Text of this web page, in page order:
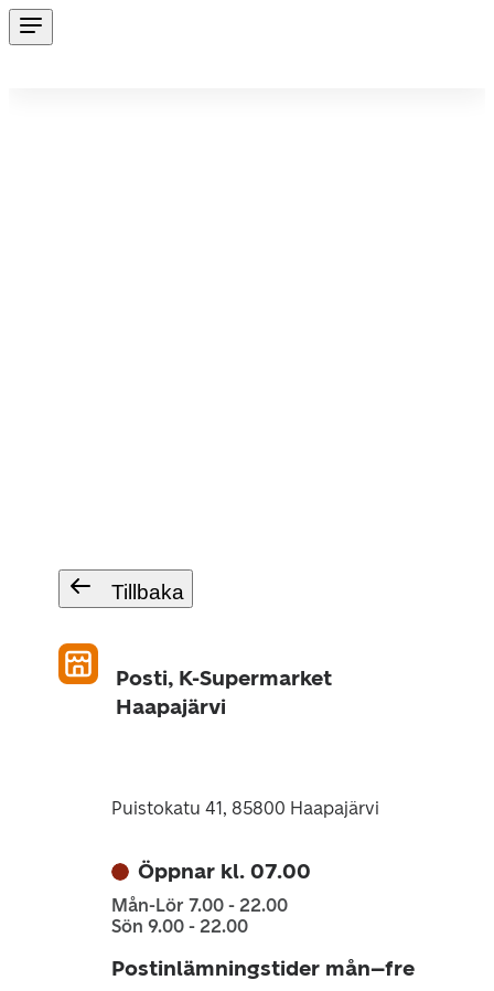
Tillbaka
Posti, K-Supermarket
Haapajärvi
Puistokatu 41, 85800 Haapajärvi
Öppnar kl. 07.00
Mån-Lör 7.00 - 22.00
Sön 9.00 - 22.00
Postinlämningstider mån–fre